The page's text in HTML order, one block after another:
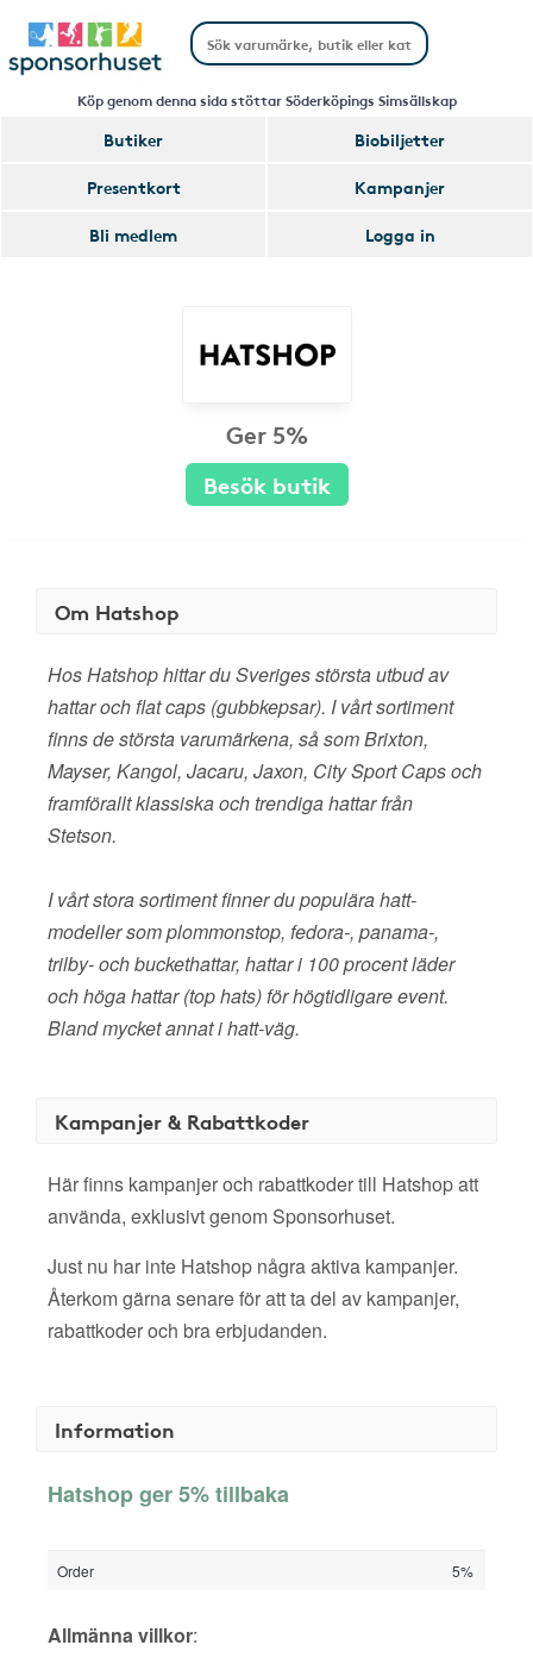
Köp genom denna sida stöttar Söderköpings Simsällskap
Butiker
Biobiljetter
Presentkort
Kampanjer
Bli medlem
Logga in
Ger 5%
Besök butik
Om Hatshop
Hos Hatshop hittar du Sveriges största utbud av
hattar och flat caps (gubbkepsar). I vårt sortiment
finns de största varumärkena, så som Brixton,
Mayser, Kangol, Jacaru, Jaxon, City Sport Caps och
framförallt klassiska och trendiga hattar från
Stetson.
I vårt stora sortiment finner du populära hatt-
modeller som plommonstop, fedora-, panama-,
trilby- och buckethattar, hattar i 100 procent läder
och höga hattar (top hats) för högtidligare event.
Bland mycket annat i hatt-väg.
Kampanjer & Rabattkoder
Här finns kampanjer och rabattkoder till Hatshop att
använda, exklusivt genom Sponsorhuset.
Just nu har inte Hatshop några aktiva kampanjer.
Återkom gärna senare för att ta del av kampanjer,
rabattkoder och bra erbjudanden.
Information
Hatshop ger 5% tillbaka
Order 5%
Allmänna villkor: